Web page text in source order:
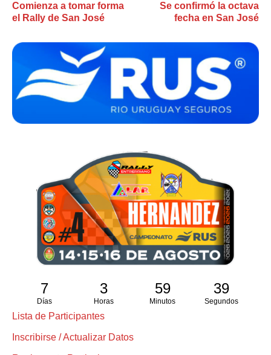
Comienza a tomar forma
el Rally de San José
Se confirmó la octava
fecha en San José
7
Días
3
Horas
59
Minutos
38
Segundos
Lista de Participantes
Inscribirse / Actualizar Datos